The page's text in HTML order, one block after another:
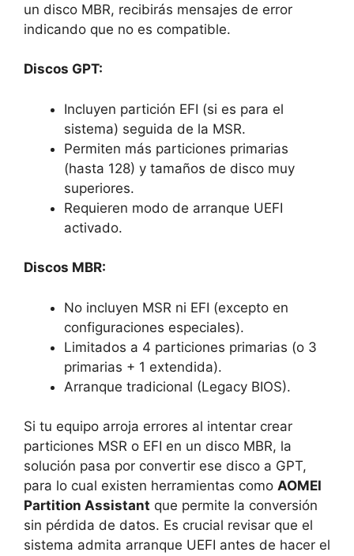
un disco MBR, recibirás mensajes de error
indicando que no es compatible.
Discos GPT:
Incluyen partición EFI (si es para el
sistema) seguida de la MSR.
Permiten más particiones primarias
(hasta 128) y tamaños de disco muy
superiores.
Requieren modo de arranque UEFI
activado.
Discos MBR:
No incluyen MSR ni EFI (excepto en
configuraciones especiales).
Limitados a 4 particiones primarias (o 3
primarias + 1 extendida).
Arranque tradicional (Legacy BIOS).
Si tu equipo arroja errores al intentar crear
particiones MSR o EFI en un disco MBR, la
solución pasa por convertir ese disco a GPT,
para lo cual existen herramientas como AOMEI
Partition Assistant que permite la conversión
sin pérdida de datos. Es crucial revisar que el
sistema admita arranque UEFI antes de hacer el